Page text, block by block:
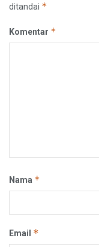
ditandai *
Komentar *
Nama *
Email *